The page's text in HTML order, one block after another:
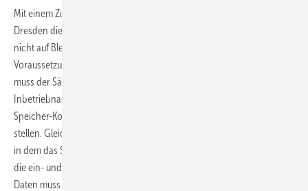
Mit einem Zuschuss von 50 Prozent der Investitionssumme fördert
Dresden die Installation von Modellprojekten. Das sind Speicher, die
nicht auf Blei- oder Lithium-Ionen-Technolgie basieren.
Voraussetzung ist ein regelmäßiges Monitoring. Der Anlagenbetreiber
muss der Sächsischen Energieagentur (Saena) ein Jahr nach
Inbetriebnahme alle Daten über die Einspeisung der Photovoltaik-
Speicher-Kombination in viertelstündiger Auflösung zur Verfügung
stellen. Gleiches gilt für den Strombezug aus dem Netz des Gebäudes,
in dem das System installiert ist. Mit gleicher Auflösung muss er auch
die ein- und ausgespeicherte Strommenge nachweisen. Die gleichen
Daten muss der Anlagenbetreiber noch einmal drei Jahre nach